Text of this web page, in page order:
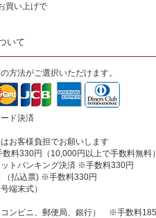
買い上げで
いて
方法がご選択いただけます。
ド決済
お客様負担でお願いします
料330円（10,000円以上で手数料無料）
ットバンキング決済 ※手数料330円
（払込票) ※手数料330円
号端末式）
コンビニ、郵便局、銀行） ※手数料